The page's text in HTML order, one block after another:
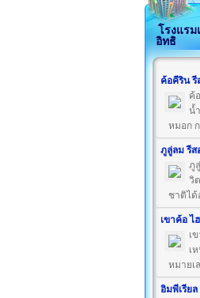
โรงแร
อิทธิ
ค้อคีริน รี
ค้
น้
หมอก
ภูลู่ลม รีส
ภู
วิ
ชาติได้
เขาค้อ ไ
เ
เ
หมายเ
อิมพีเรีย